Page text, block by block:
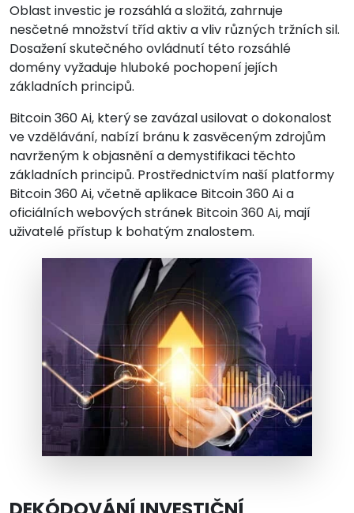
Oblast investic je rozsáhlá a složitá, zahrnuje
nesčetné množství tříd aktiv a vliv různých tržních sil.
Dosažení skutečného ovládnutí této rozsáhlé
domény vyžaduje hluboké pochopení jejích
základních principů.
Bitcoin 360 Ai, který se zavázal usilovat o dokonalost
ve vzdělávání, nabízí bránu k zasvěceným zdrojům
navrženým k objasnění a demystifikaci těchto
základních principů. Prostřednictvím naší platformy
Bitcoin 360 Ai, včetně aplikace Bitcoin 360 Ai a
oficiálních webových stránek Bitcoin 360 Ai, mají
uživatelé přístup k bohatým znalostem.